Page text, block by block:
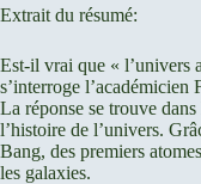
Extrait du résumé:
Est-il vrai que « l’univers
s’interroge l’académicien
La réponse se trouve
l’histoire de l’univers.
Bang, des premiers
les galaxies.